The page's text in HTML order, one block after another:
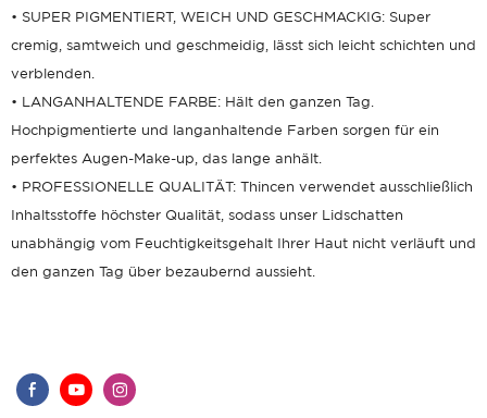
• SUPER PIGMENTIERT, WEICH UND GESCHMACKIG: Super
cremig, samtweich und geschmeidig, lässt sich leicht schichten und
verblenden.
• LANGANHALTENDE FARBE: Hält den ganzen Tag.
Hochpigmentierte und langanhaltende Farben sorgen für ein
perfektes Augen-Make-up, das lange anhält.
• PROFESSIONELLE QUALITÄT: Thincen verwendet ausschließlich
Inhaltsstoffe höchster Qualität, sodass unser Lidschatten
unabhängig vom Feuchtigkeitsgehalt Ihrer Haut nicht verläuft und
den ganzen Tag über bezaubernd aussieht.